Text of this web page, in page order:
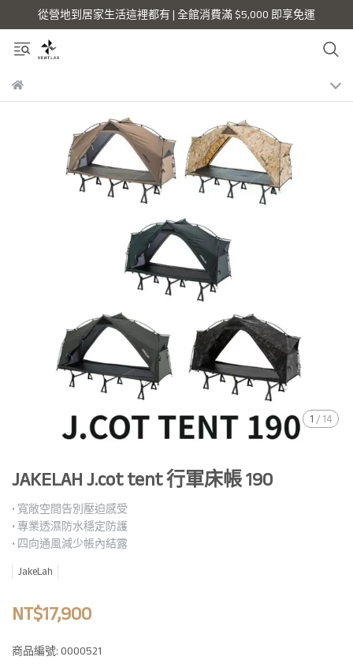
從營地到居家生活這裡都有 | 全館消費滿 $5,000 即享免運
1 / 14
JAKELAH J.cot tent 行軍床帳 190
• 寬敞空間告別壓迫感受
• 專業透濕防水穩定防護
• 四向通風減少帳內結露
JakeLah
NT$17,900
商品編號: 0000521